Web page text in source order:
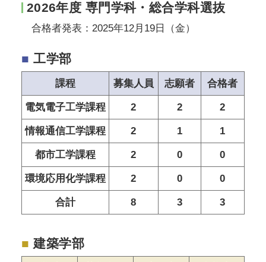
2026年度 専門学科・総合学科選抜
合格者発表：2025年12月19日（金）
■ 工学部
課程 募集人員 志願者 合格者
電気電子工学課程 2 2 2
情報通信工学課程 2 1 1
都市工学課程 2 0 0
環境応用化学課程 2 0 0
合計 8 3 3
■ 建築学部